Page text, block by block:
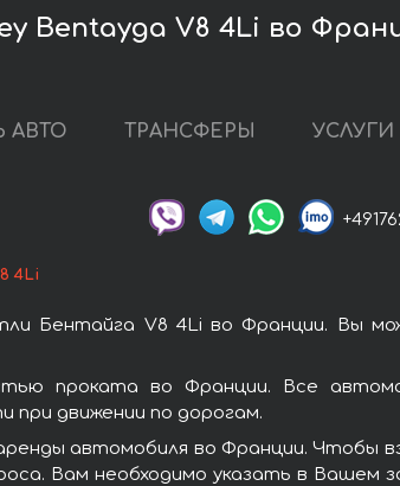
Bentayga V8 4Li во
АВТО ТРАНСФЕРЫ УСЛУГИ
4Li
Бентайга V8 4Li во Франции. Вы
проката во Франции. Все
движении по дорогам.
автомобиля во Франции. Чтобы
Вам необходимо указать в Вашем